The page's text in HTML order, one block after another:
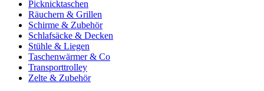
Picknicktaschen
Räuchern & Grillen
Schirme & Zubehör
Schlafsäcke & Decken
Stühle & Liegen
Taschenwärmer & Co
Transporttrolley
Zelte & Zubehör